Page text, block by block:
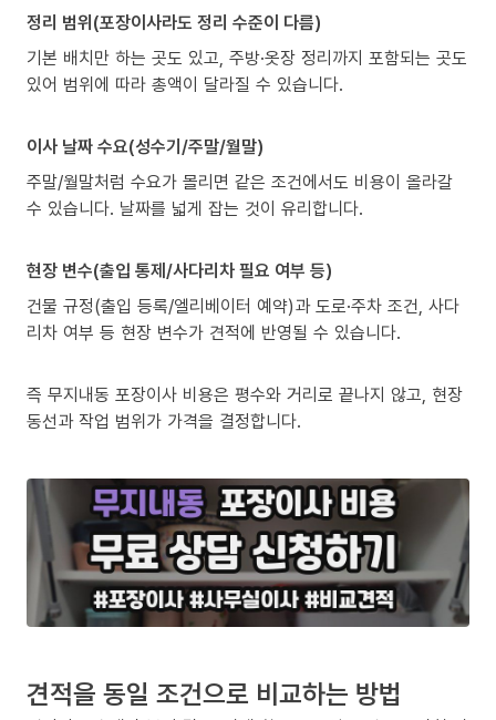
정리 범위(포장이사라도 정리 수준이 다름)
기본 배치만 하는 곳도 있고, 주방·옷장 정리까지 포함되는 곳도
있어 범위에 따라 총액이 달라질 수 있습니다.
이사 날짜 수요(성수기/주말/월말)
주말/월말처럼 수요가 몰리면 같은 조건에서도 비용이 올라갈
수 있습니다. 날짜를 넓게 잡는 것이 유리합니다.
현장 변수(출입 통제/사다리차 필요 여부 등)
건물 규정(출입 등록/엘리베이터 예약)과 도로·주차 조건, 사다
리차 여부 등 현장 변수가 견적에 반영될 수 있습니다.
즉 무지내동 포장이사 비용은 평수와 거리로 끝나지 않고, 현장
동선과 작업 범위가 가격을 결정합니다.
견적을 동일 조건으로 비교하는 방법